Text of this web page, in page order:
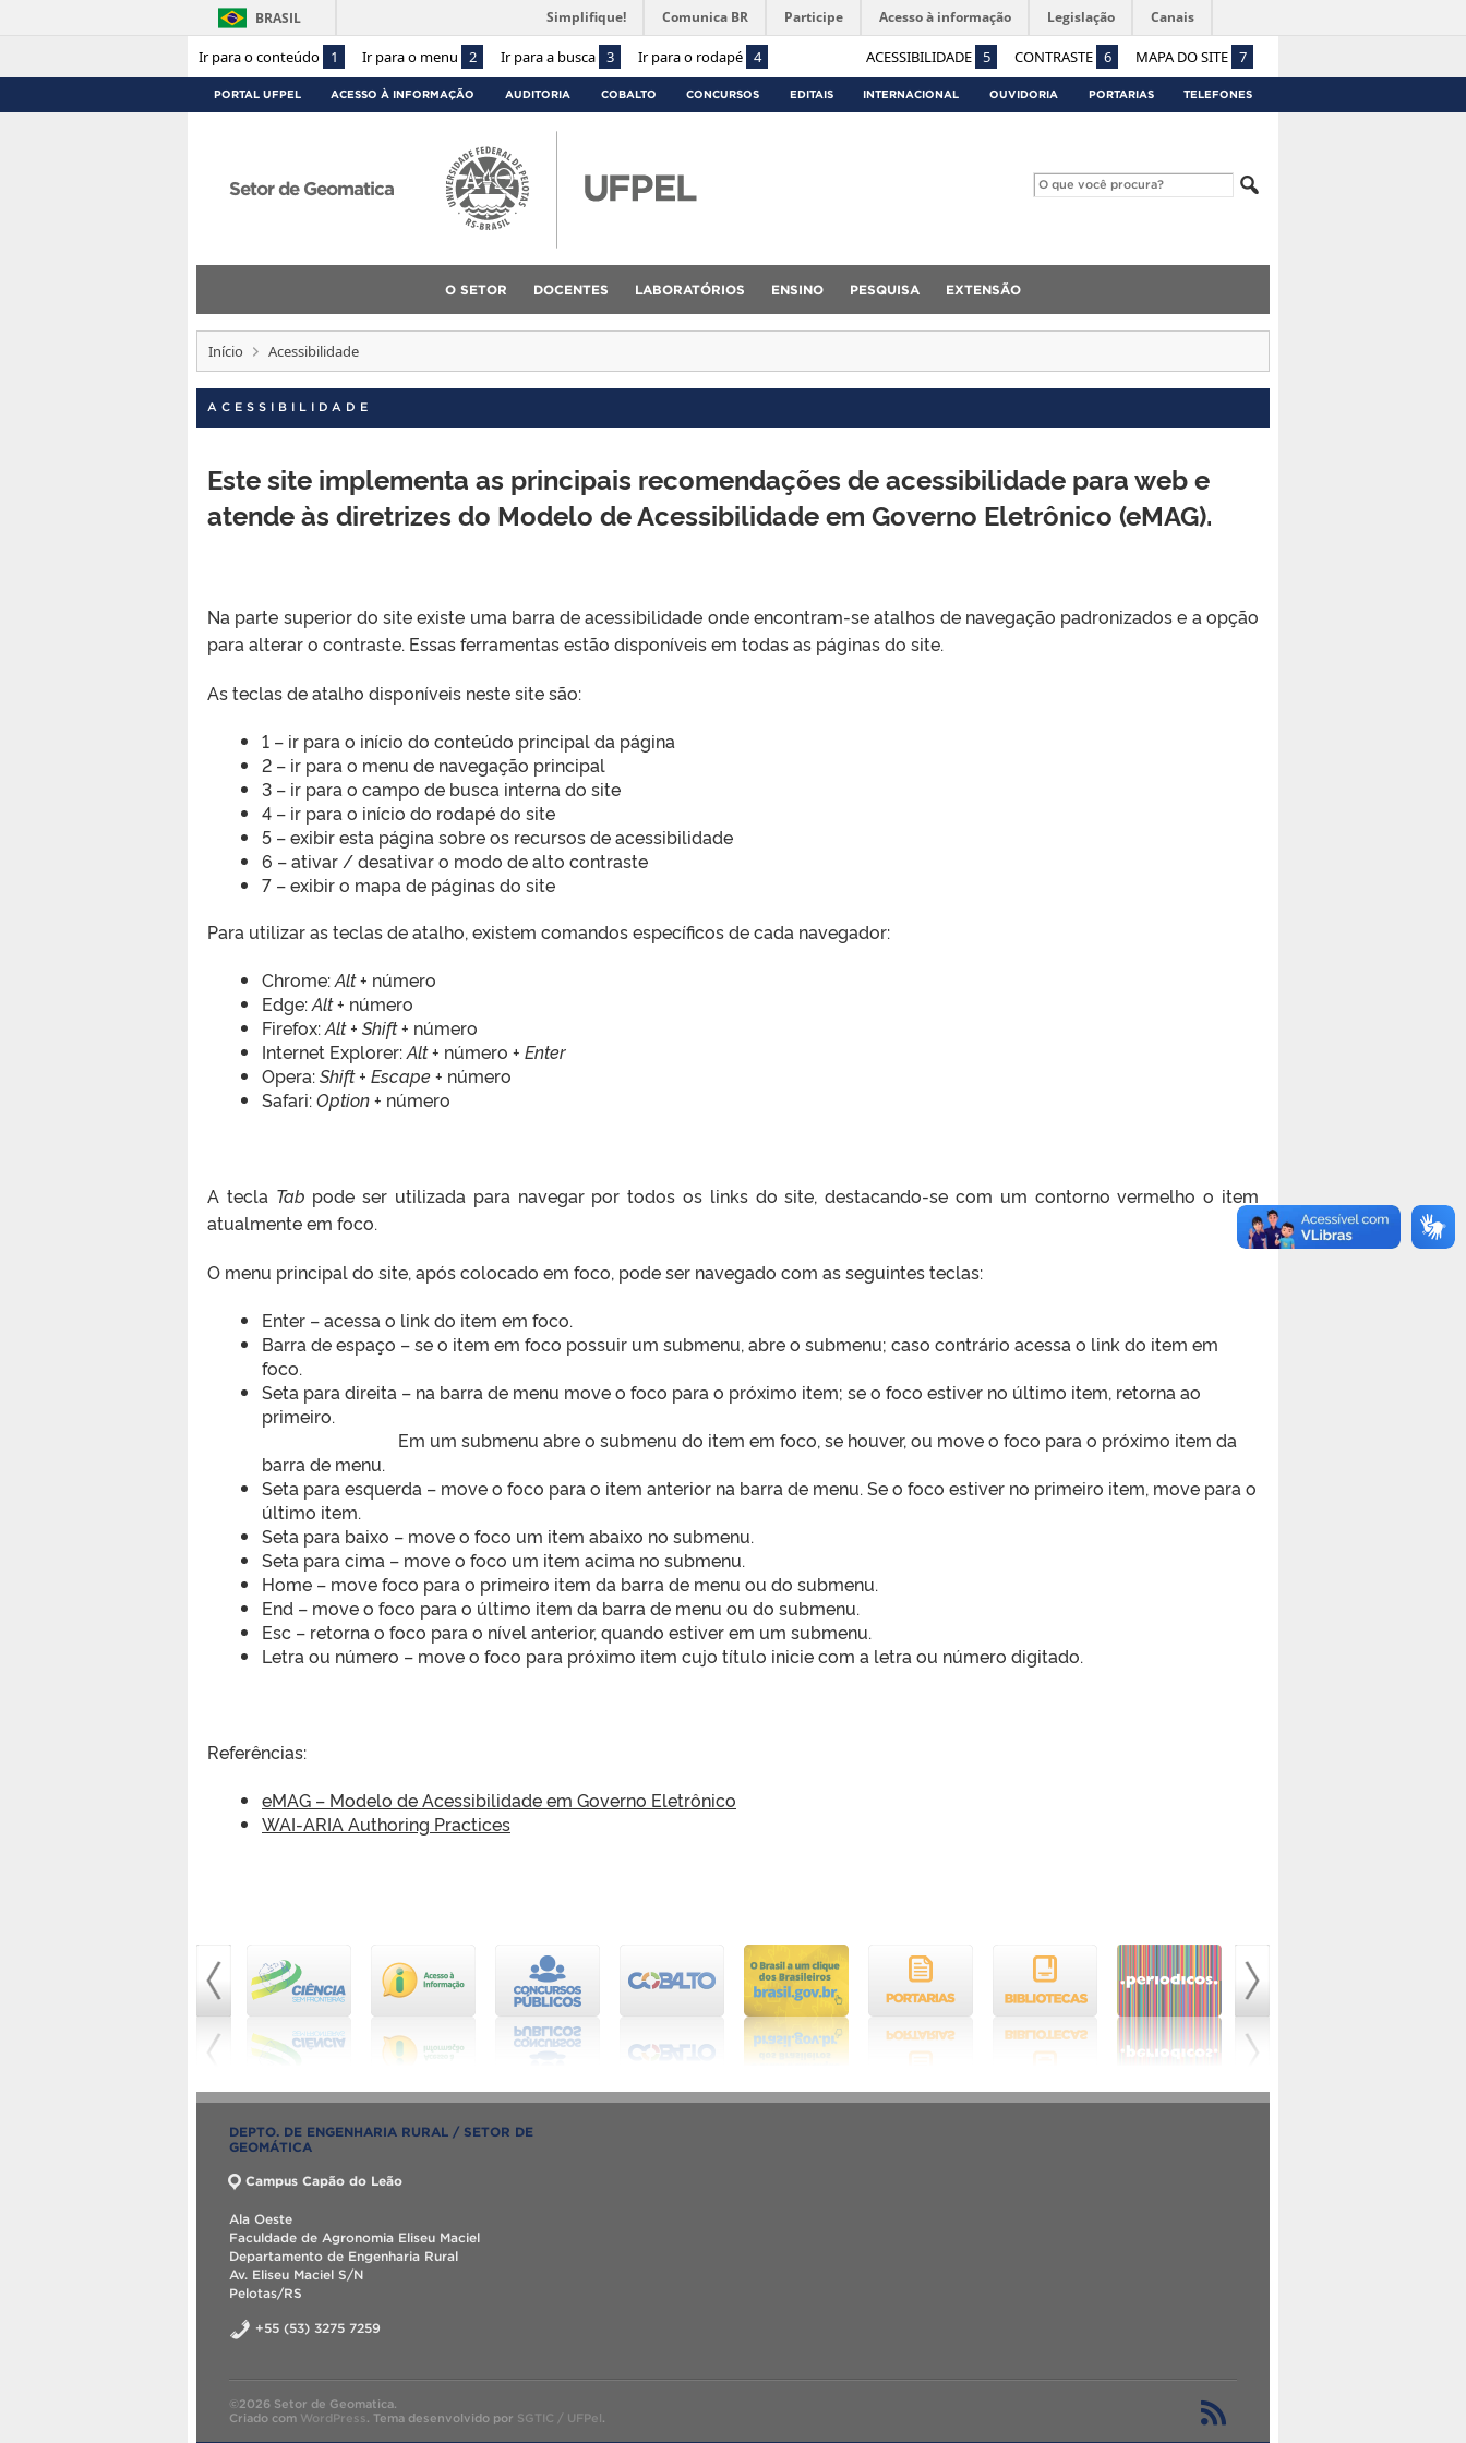
Ir para o conteúdo 1 Ir para o menu 2 Ir para a busca 3 Ir para o rodapé 4 ACESSIBILIDADE 5 CONTRASTE 6 MAPA DO SITE 7
BRASIL Simplifique! Comunica BR Participe Acesso à informação Legislação Canais
PORTAL UFPEL ACESSO À INFORMAÇÃO AUDITORIA COBALTO CONCURSOS EDITAIS INTERNACIONAL OUVIDORIA PORTARIAS TELEFONES
Setor de Geomatica
O SETOR DOCENTES LABORATÓRIOS ENSINO PESQUISA EXTENSÃO
Início Acessibilidade
ACESSIBILIDADE
Este site implementa as principais recomendações de acessibilidade para web e
atende às diretrizes do Modelo de Acessibilidade em Governo Eletrônico (eMAG).
Na parte superior do site existe uma barra de acessibilidade onde encontram-se atalhos de navegação padronizados e a opção
para alterar o contraste. Essas ferramentas estão disponíveis em todas as páginas do site.
As teclas de atalho disponíveis neste site são:
1 – ir para o início do conteúdo principal da página
2 – ir para o menu de navegação principal
3 – ir para o campo de busca interna do site
4 – ir para o início do rodapé do site
5 – exibir esta página sobre os recursos de acessibilidade
6 – ativar / desativar o modo de alto contraste
7 – exibir o mapa de páginas do site
Para utilizar as teclas de atalho, existem comandos específicos de cada navegador:
Chrome:Alt+ número
Edge:Alt+ número
Firefox:Alt + Shift+ número
Internet Explorer:Alt+ número + Enter
Opera:Shift + Escape+ número
Safari:Option+ número
A tecla Tab pode ser utilizada para navegar por todos os links do site, destacando-se com um contorno vermelho o item
atualmente em foco.
O menu principal do site, após colocado em foco, pode ser navegado com as seguintes teclas:
Enter – acessa o link do item em foco.
Barra de espaço – se o item em foco possuir um submenu, abre o submenu; caso contrário acessa o link do item em
foco.
Seta para direita – na barra de menu move o foco para o próximo item; se o foco estiver no último item, retorna ao
primeiro.
Em um submenu abre o submenu do item em foco, se houver, ou move o foco para o próximo item da
barra de menu.
Seta para esquerda – move o foco para o item anterior na barra de menu. Se o foco estiver no primeiro item, move para o
último item.
Seta para baixo – move o foco um item abaixo no submenu.
Seta para cima – move o foco um item acima no submenu.
Home – move foco para o primeiro item da barra de menu ou do submenu.
End – move o foco para o último item da barra de menu ou do submenu.
Esc – retorna o foco para o nível anterior, quando estiver em um submenu.
Letra ou número – move o foco para próximo item cujo título inicie com a letra ou número digitado.
Referências:
eMAG – Modelo de Acessibilidade em Governo Eletrônico
WAI-ARIA Authoring Practices
DEPTO. DE ENGENHARIA RURAL / SETOR DE
GEOMÁTICA
Campus Capão do Leão
Ala Oeste
Faculdade de Agronomia Eliseu Maciel
Departamento de Engenharia Rural
Av. Eliseu Maciel S/N
Pelotas/RS
+55 (53) 3275 7259
©2026 Setor de Geomatica.
Criado com WordPress. Tema desenvolvido por SGTIC / UFPel.